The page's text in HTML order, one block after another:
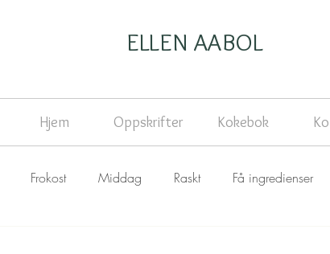
ELLEN AABOL
Frokost Middag Raskt Få ingredienser
Hjem Oppskrifter Kokebok